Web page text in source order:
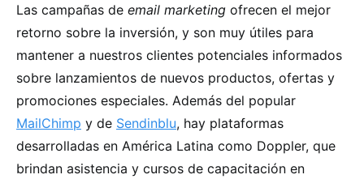
Las campañas de email marketing ofrecen el mejor
retorno sobre la inversión, y son muy útiles para
mantener a nuestros clientes potenciales informados
sobre lanzamientos de nuevos productos, ofertas y
promociones especiales. Además del popular
MailChimp y de Sendinblu, hay plataformas
desarrolladas en América Latina como Doppler, que
brindan asistencia y cursos de capacitación en